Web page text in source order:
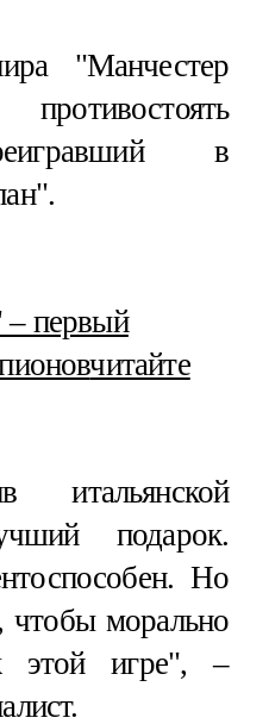
"Манчестер
в
первый
читайте
итальянской
подарок.
Но
чтобы морально
этой игре", –